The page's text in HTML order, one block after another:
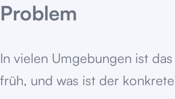
Problem
In vielen Umgebungen ist
früh, und was ist der